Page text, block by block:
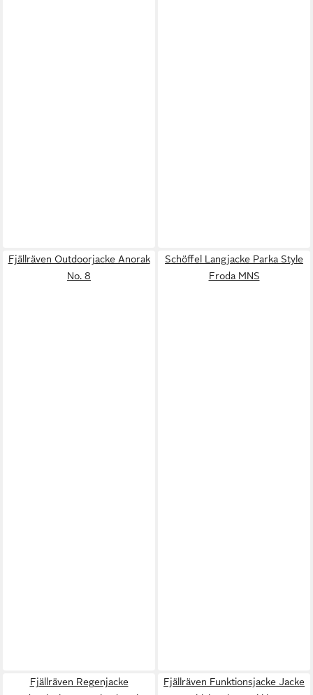
Fjällräven Outdoorjacke Anorak
No. 8
Schöffel Langjacke Parka Style
Froda MNS
Fjällräven Regenjacke
Fjällräven Funktionsjacke Jacke